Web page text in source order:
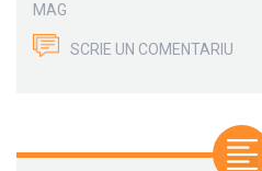
MAG
SCRIE UN COMENTARIU